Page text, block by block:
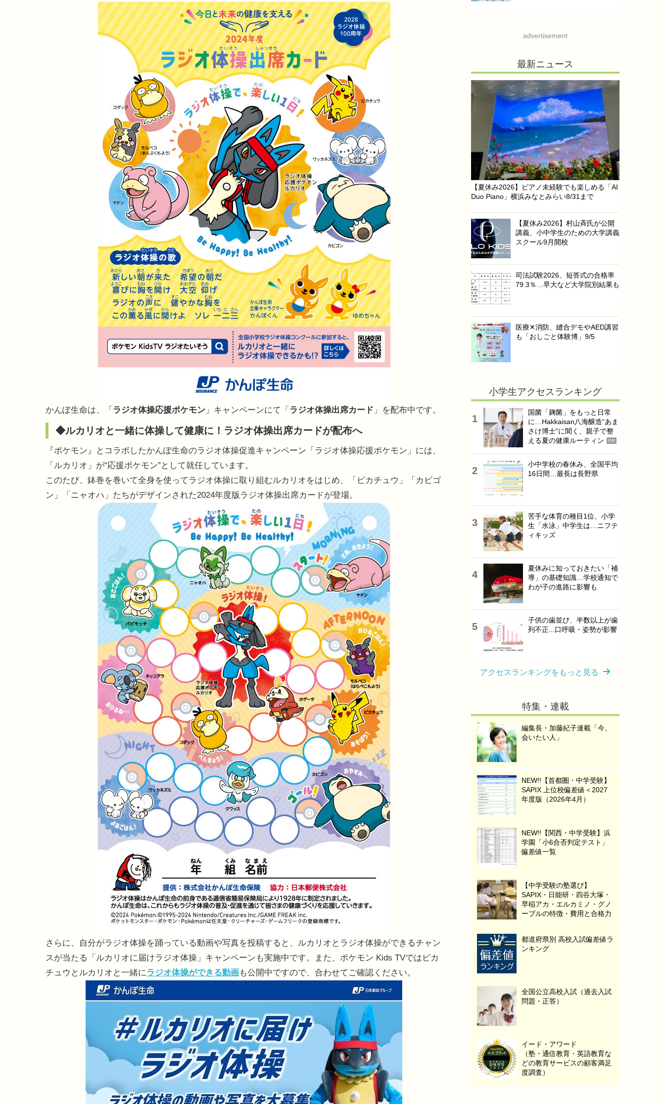
かんぽ生命は、「 ラジオ体操応援ポケモン 」キャンペーンにて「 ラジオ体操出席カード 」を配布中です。
◆ルカリオと一緒に体操して健康に！ラジオ体操出席カードが配布へ
『ポケモン』とコラボしたかんぽ生命のラジオ体操促進キャンペーン「ラジオ体操応援ポケモン」には、
「ルカリオ」が“応援ポケモン”として就任しています。
このたび、鉢巻を巻いて全身を使ってラジオ体操に取り組むルカリオをはじめ、「ピカチュウ」「カビゴ
ン」「ニャオハ」たちがデザインされた2024年度版ラジオ体操出席カードが登場。
さらに、自分がラジオ体操を踊っている動画や写真を投稿すると、ルカリオとラジオ体操ができるチャン
スが当たる「ルカリオに届けラジオ体操」キャンペーンも実施中です。また、ポケモン Kids TVではピカ
チュウとルカリオと一緒にラジオ体操ができる動画 も公開中ですので、合わせてご確認ください。
advertisement
最新ニュース
【夏休み2026】ピアノ未経験でも楽しめる「AI
Duo Piano」横浜みなとみらい8/31まで
【夏休み2026】村山斉氏が公開
講義、小中学生のための大学講義
スクール9月開校
司法試験2026、短答式の合格率
79.3％…早大など大学院別結果も
医療✕消防、縫合デモやAED講習
も「おしごと体験博」9/5
小学生アクセスランキング
国菌「麹菌」をもっと日常
に…Hakkaisan八海醸造“あま
さけ博士”に聞く、親子で整
える夏の健康ルーティン
PR
小中学校の春休み、全国平均
16日間…最長は長野県
苦手な体育の種目1位、小学
生「水泳」中学生は…ニフテ
ィキッズ
夏休みに知っておきたい「補
導」の基礎知識…学校通知で
わが子の進路に影響も
子供の歯並び、半数以上が歯
列不正...口呼吸・姿勢が影響
アクセスランキングをもっと見る
特集・連載
編集長・加藤紀子連載「今、
会いたい人」
NEW!!【首都圏・中学受験】
SAPIX 上位校偏差値＜2027
年度版（2026年4月）
NEW!!【関西・中学受験】浜
学園「小6合否判定テスト」
偏差値一覧
【中学受験の塾選び】
SAPIX・日能研・四谷大塚・
早稲アカ・エルカミノ・グノ
ーブルの特徴・費用と合格力
都道府県別 高校入試偏差値ラ
ンキング
全国公立高校入試（過去入試
問題・正答）
イード・アワード
（塾・通信教育・英語教育な
どの教育サービスの顧客満足
度調査）